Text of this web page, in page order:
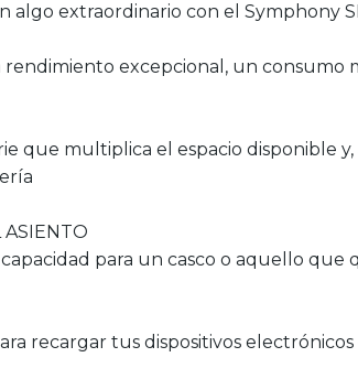
extraordinario con el Symphony
excepcional, un consumo
que multiplica el espacio disponible
ASIENTO
para un casco o aquello que
recargar tus dispositivos